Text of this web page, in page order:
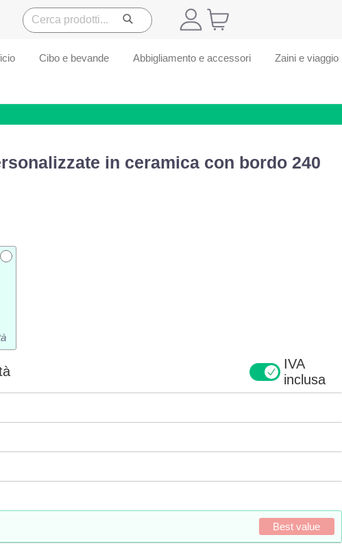
Cibo e bevande Abbigliamento e accessori Zaini e viaggio
in ceramica con bordo 240
IVA
inclusa
Best value